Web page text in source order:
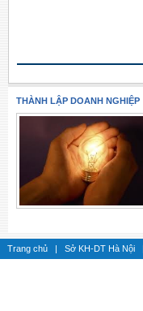
THÀNH LẬP DOANH NGHIỆP
Trang chủ | Sở KH-DT Hà Nội